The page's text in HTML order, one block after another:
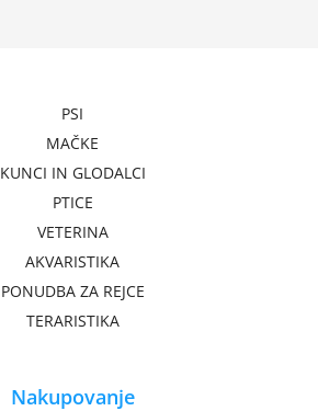
PSI
MAČKE
KUNCI IN GLODALCI
PTICE
VETERINA
AKVARISTIKA
PONUDBA ZA REJCE
TERARISTIKA
Nakupovanje